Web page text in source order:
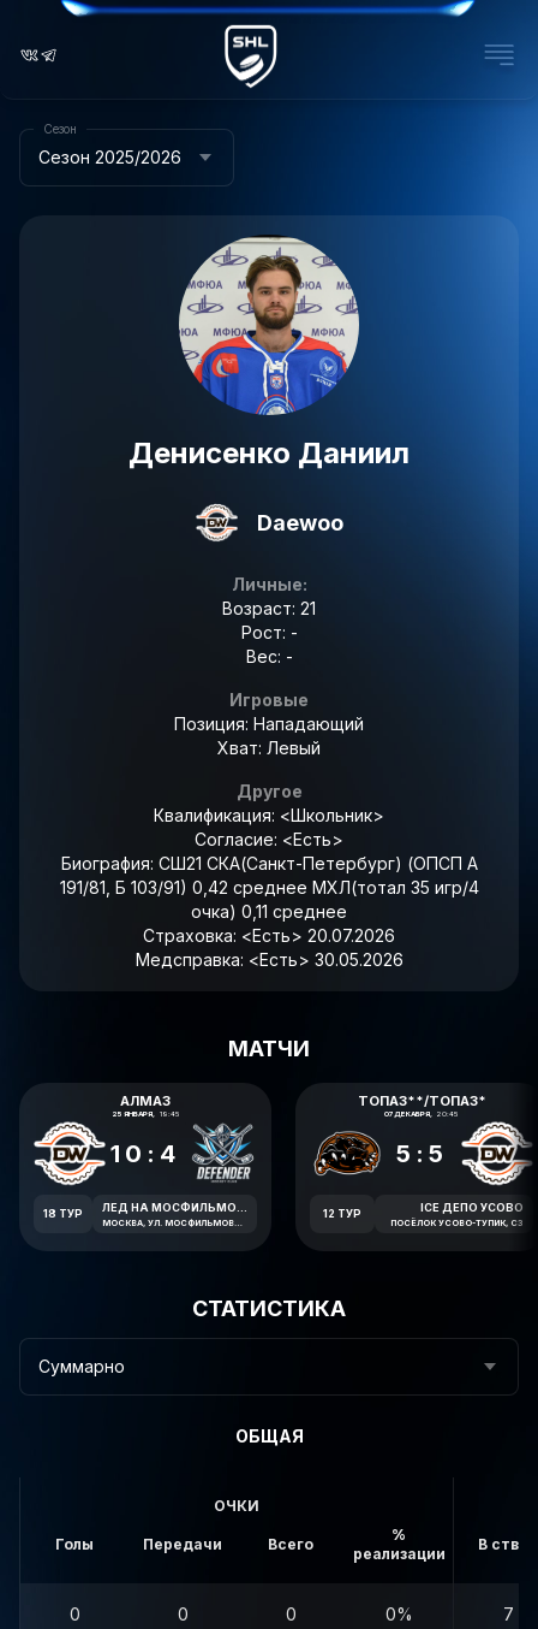
Сезон 2025/2026
Сезон
Денисенко Даниил
Daewoo
Личные:
Возраст: 21
Рост: -
Вес: -
Игровые
Позиция: Нападающий
Хват: Левый
Другое
Квалификация: <Школьник>
Согласие: <Есть>
Биография: СШ21 СКА(Санкт-Петербург) (ОПСП А
191/81, Б 103/91) 0,42 среднее МХЛ(тотал 35 игр/4
очка) 0,11 среднее
Страховка: <Есть> 20.07.2026
Медсправка: <Есть> 30.05.2026
МАТЧИ
АЛМАЗ
25 ЯНВАРЯ, 19:45
10:4
18 ТУР
ТОПАЗ**/ТОПАЗ*
07 ДЕКАБРЯ, 20:45
5:5
12 ТУР ICE ДЕПО УСОВО
ПОСЁЛОК УСОВО-ТУПИК, С3
СТАТИСТИКА
Суммарно
ОБЩАЯ
ОЧКИ
Голы Передачи Всего
%
реализации
В створ
0 0 0 0% 7